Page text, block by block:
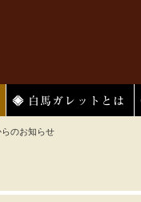
のお知らせ